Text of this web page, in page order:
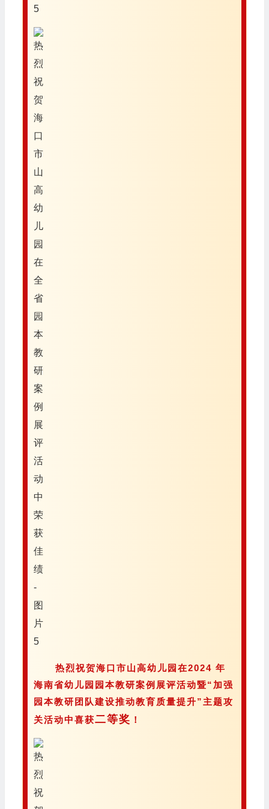
热烈祝贺海口市山高幼儿园在2024 年
海南省幼儿园园本教研案例展评活动暨“加强
园本教研团队建设推动教育质量提升”主题攻
关活动中喜获二等奖 ！